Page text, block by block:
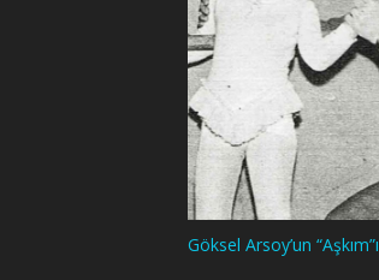
Göksel Arsoy’un “Aşkım”ı